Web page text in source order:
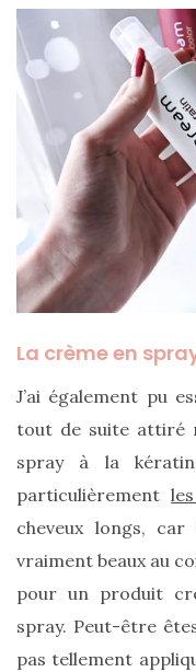
Comparatif :
les
sacs
Monceau
Mini
Marly
Ateliers
Auguste,
lequel
choisir
?
CATÉGORIES
DU BLOG
Actualités
La crème en
J’ai également pu
tout de suite attiré
spray à la
particulièrement
cheveux longs,
vraiment beaux au
pour un produit
spray. Peut-être
pas tellement